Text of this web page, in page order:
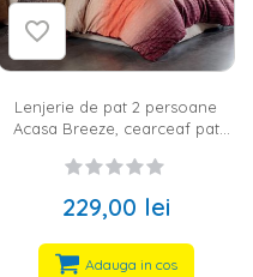
Lenjerie de pat 2 persoane
Acasa Breeze, cearceaf pat
200x220 cm, 2 fete perna 50x70
multicolor
229,00 lei
Adauga in cos